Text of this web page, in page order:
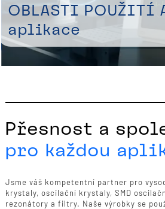
Oblasti použití
aplikace
Přesnost a
pro každou
Jsme váš kompetentní partner pro
krystaly, oscilační krystaly, SMD
rezonátory a filtry. Naše výrobky se